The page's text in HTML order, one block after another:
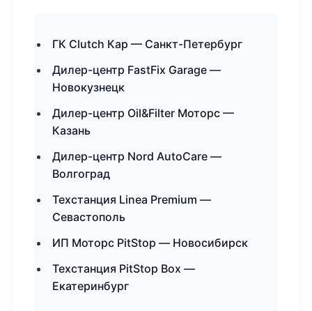
ГК Clutch Кар — Санкт-Петербург
Дилер-центр FastFix Garage —
Новокузнецк
Дилер-центр Oil&Filter Моторс —
Казань
Дилер-центр Nord AutoCare —
Волгоград
Техстанция Linea Premium —
Севастополь
ИП Моторс PitStop — Новосибирск
Техстанция PitStop Box —
Екатеринбург